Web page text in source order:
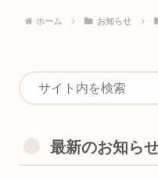
ホーム お知らせ
最新のお知ら